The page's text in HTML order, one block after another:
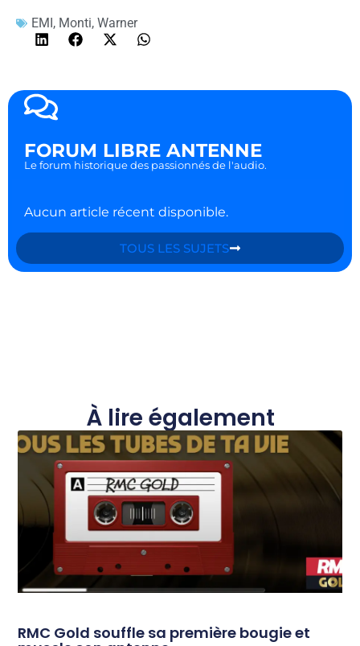
EMI, Monti, Warner
FORUM LIBRE ANTENNE
Le forum historique des passionnés de l'audio.
Aucun article récent disponible.
TOUS LES SUJETS
À lire également
RMC Gold souffle sa première bougie et